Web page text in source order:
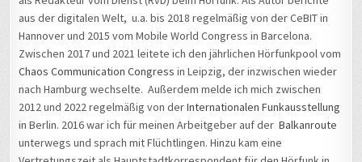
aus der digitalen Welt, u.a. bis 2018 regelmäßig von der CeBIT in
Hannover und 2015 vom Mobile World Congress in Barcelona.
Zwischen 2017 und 2021 leitete ich den jährlichen Hörfunkpool vom
Chaos Communication Congress in Leipzig, der inzwischen wieder
nach Hamburg wechselte. Außerdem melde ich mich zwischen
2012 und 2022 regelmäßig von derInternationalen Funkausstellung
in Berlin. 2016 war ich für meinen Arbeitgeber auf derBalkanroute
unterwegs und sprach mit Flüchtlingen. Hinzu kam eine